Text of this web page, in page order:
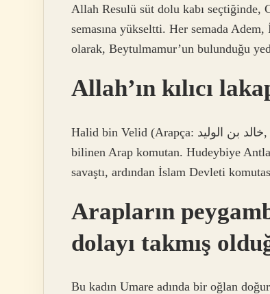
Allah Resulü süt dolu kabı seçtiğinde,
semasına yükseltti. Her semada
olarak, Beytulmamur’un bulunduğu
Allah’ın kılıcı
Halid bin Velid (Arapça: خالد بن الوليد, doğum ? – ölüm 642), Seyfullah (Allah’ın Kılıcı) olarak da
bilinen Arap komutan. Hudeybiye
savaştı, ardından İslam Devleti
Arapların
dolayı takmış
Bu kadın Umare adında bir oğlan